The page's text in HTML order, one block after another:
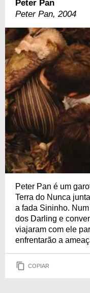
Peter Pan
Peter Pan, 2004
Peter Pan é um
Terra do Nunca
a fada Sininho.
dos Darling e
viajaram com ele
enfrentarão a
COPIAR